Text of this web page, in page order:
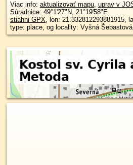
Viac info: aktualizovať mapu, uprav v
Súradnice: 49°1'27"N, 21°19'58"E
stiahni GPX, lon: 21.332812293881915,
type: place, og locality: Vyšná